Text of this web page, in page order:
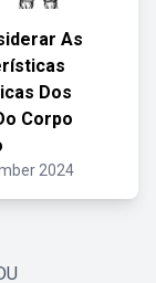
As
Dos
Corpo
2024